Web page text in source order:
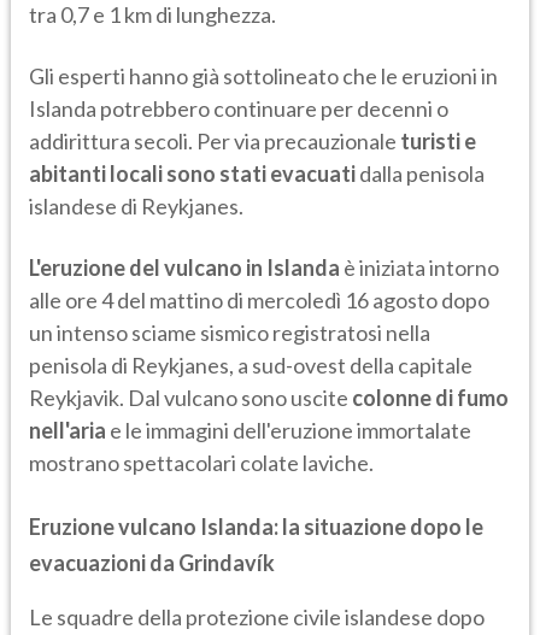
tra 0,7 e 1 km di lunghezza.
Gli esperti hanno già sottolineato che le eruzioni in
Islanda potrebbero continuare per decenni o
addirittura secoli. Per via precauzionale turisti e
abitanti locali sono stati evacuatidalla penisola
islandese di Reykjanes.
L'eruzione del vulcano in Islanda è iniziata intorno
alle ore 4 del mattino di mercoledì 16 agosto dopo
un intenso sciame sismico registratosi nella
penisola di Reykjanes, a sud-ovest della capitale
Reykjavik. Dal vulcano sono uscite colonne di fumo
nell'aria e le immagini dell'eruzione immortalate
mostrano spettacolari colate laviche.
Eruzione vulcano Islanda: la situazione dopo le
evacuazioni da Grindavík
Le squadre della protezione civile islandese dopo